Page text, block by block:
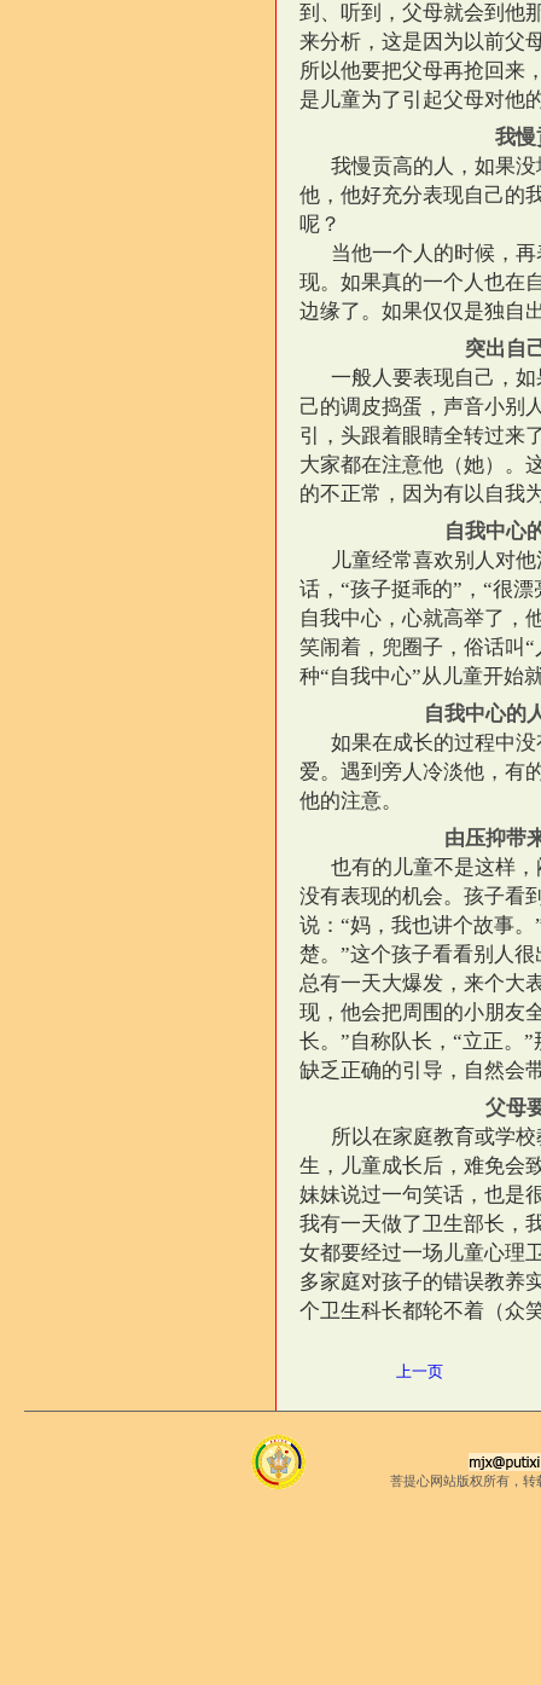
到、听到，父母就会到他
来分析，这是因为以前父
所以他要把父母再抢回来
是儿童为了引起父母对他
我慢
我慢贡高的人，如果
他，他好充分表现自己的
呢？
当他一个人的时候，
现。如果真的一个人也在
边缘了。如果仅仅是独自
突出自
一般人要表现自己，
己的调皮捣蛋，声音小别
引，头跟着眼睛全转过来
大家都在注意他（她）。
的不正常，因为有以自我
自我中心
儿童经常喜欢别人对
话，“孩子挺乖的”，“很
自我中心，心就高举了，
笑闹着，兜圈子，俗话叫
种“自我中心”从儿童开始
自我中心的
如果在成长的过程中
爱。遇到旁人冷淡他，有
他的注意。
由压抑带
也有的儿童不是这样
没有表现的机会。孩子看
说：“妈，我也讲个故事
楚。”这个孩子看看别人
总有一天大爆发，来个大
现，他会把周围的小朋友
长。”自称队长，“立正。
缺乏正确的引导，自然会
父母
所以在家庭教育或学
生，儿童成长后，难免会
妹妹说过一句笑话，也是
我有一天做了卫生部长，
女都要经过一场儿童心理
多家庭对孩子的错误教养
个卫生科长都轮不着（众
上一页
菩提心网站版权所有，